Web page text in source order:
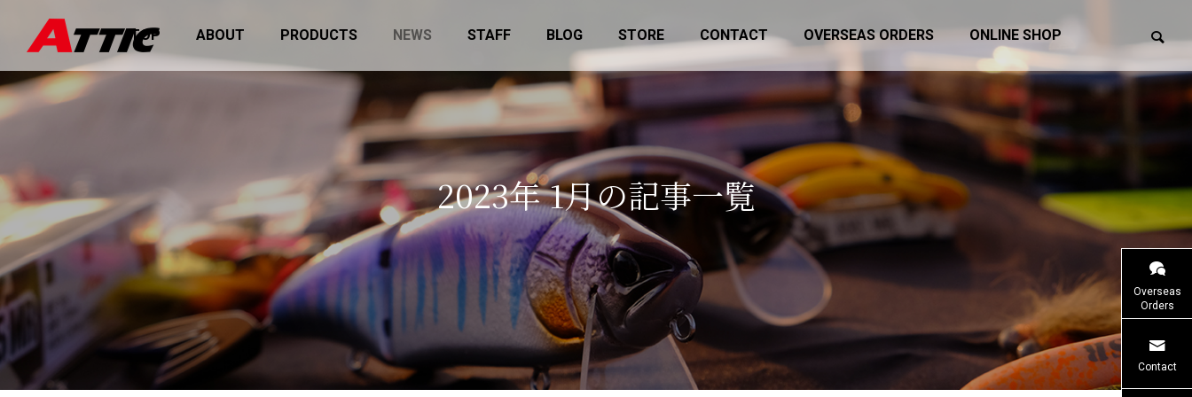
TOP ABOUT PRODUCTS NEWS STAFF BLOG STORE CONTACT OVERSEAS ORDERS ONLINE SHOP
キャンペーン2026を開催 価格改定のお知らせ
お知らせ
factory-lab.shop にてデッドストック
商品の販売を開始しました
お知らせ
12月14日(日)はマニアックスフェス20
25に参加します！
イベント
ATTICサマーキャンペーン2026を開催
イベント
2023年1月の記事一覧
Overseas
Orders
Contact